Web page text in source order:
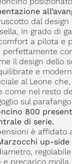
dal design
in grado di
a pilota e
perfettamente
il design dello
e
al Leone
come nel resto
sul parafango
800
di serie.
è affidato
up-side
e precarico